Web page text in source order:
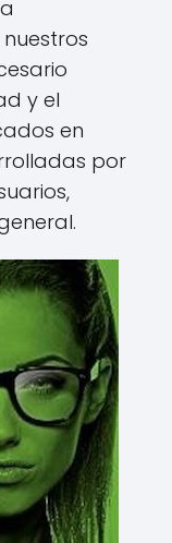
y el
en
por